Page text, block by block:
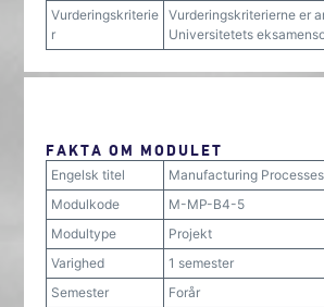
Vurderingskriterie
r
Vurderingskriterierne er
Universitetets
FAKTA OM MODULET
Engelsk titel
Manufacturing Processes
Modulkode
M-MP-B4-5
Modultype
Projekt
Varighed
1 semester
Semester
Forår